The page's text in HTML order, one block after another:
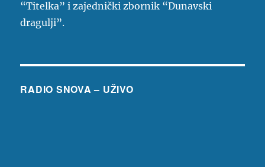
“Titelka” i zajednički zbornik “Dunavski
dragulji”.
RADIO SNOVA – UŽIVO